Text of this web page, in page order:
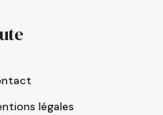
légales